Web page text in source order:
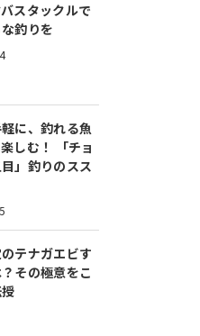
スタックルで
釣りを
に、釣れる魚
しむ！
「チョ
」釣りのスス
テナガエビす
その極意をこ